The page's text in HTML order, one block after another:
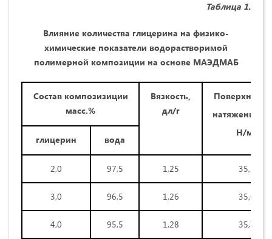
Таблица 1.
Влияние количества глицерина на физико-
химические показатели водорастворимой
полимерной композиции на основе МАЭДМАБ
Состав композизиции
масс.%
Вязкость,
дл/г
натяжение,
Н/м
глицерин вода
2,0 97,5 1,25 35,5
3,0 96,5 1,26 35,6
4,0 95,5 1,28 35,7